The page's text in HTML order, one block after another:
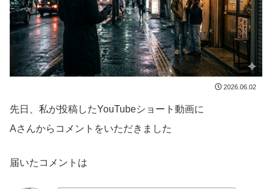
2026.06.02
先日、私が投稿したYouTubeショート動画に
Aさんからコメントをいただきました
届いたコメントは